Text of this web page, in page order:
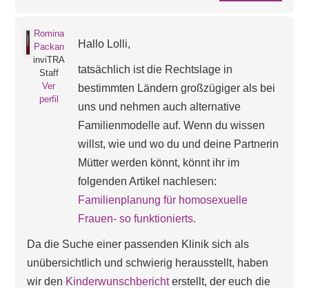
Romina
Packan
inviTRA
Staff
Ver
perfil
Hallo Lolli,
tatsächlich ist die Rechtslage in
bestimmten Ländern großzügiger als bei
uns und nehmen auch alternative
Familienmodelle auf. Wenn du wissen
willst, wie und wo du und deine Partnerin
Mütter werden könnt, könnt ihr im
folgenden Artikel nachlesen:
Familienplanung für homosexuelle
Frauen- so funktionierts.
Da die Suche einer passenden Klinik sich als
unübersichtlich und schwierig herausstellt, haben
wir den Kinderwunschberichterstellt, der euch die